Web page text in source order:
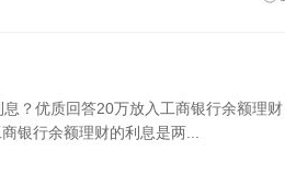
？优质回答20万放入工商银行余额理
银行余额理财的利息是两...